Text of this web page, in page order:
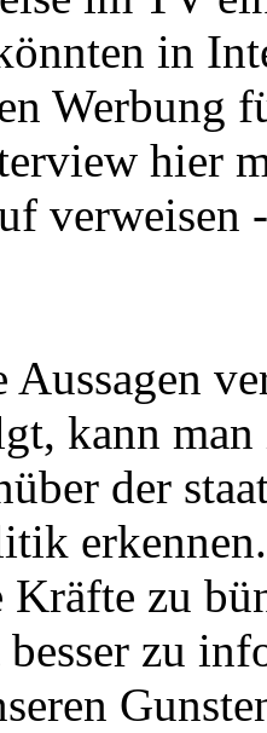
in
Werbung
hier
Aussagen
kann
der
Kräfte zu
zu